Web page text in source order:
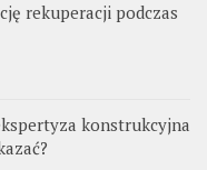
rekuperacji podczas
konstrukcyjna